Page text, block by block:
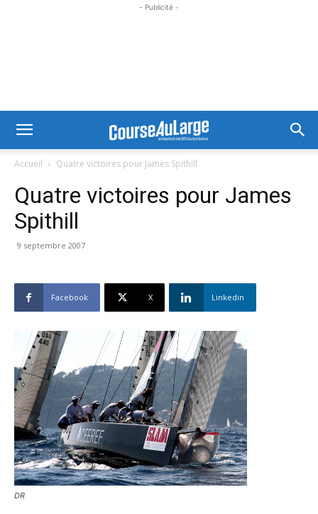
- Publicité -
Accueil Quatre victoires pour James Spithill
Quatre victoires pour James
Spithill
9 septembre 2007
Facebook X Linkedin
DR